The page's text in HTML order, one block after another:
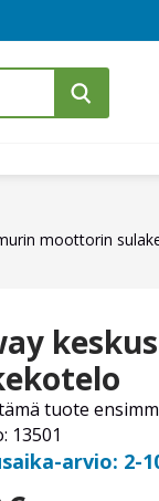
moottorin
13501
tuote
arvio: 2-